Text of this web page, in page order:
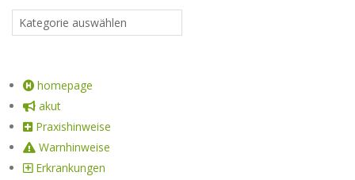
homepage
akut
Praxishinweise
Warnhinweise
Erkrankungen